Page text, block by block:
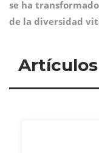
se ha
de la diversidad